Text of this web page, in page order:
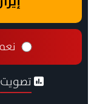
تصويت